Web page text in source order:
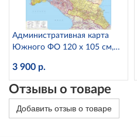
Административная карта
Южного ФО 120 х 105 см,
3 900 р.
Отзывы о товаре
Добавить отзыв о товаре